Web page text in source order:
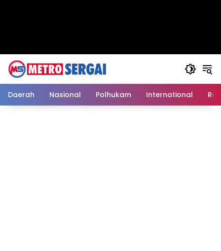
Daerah Nasional Polhukam International